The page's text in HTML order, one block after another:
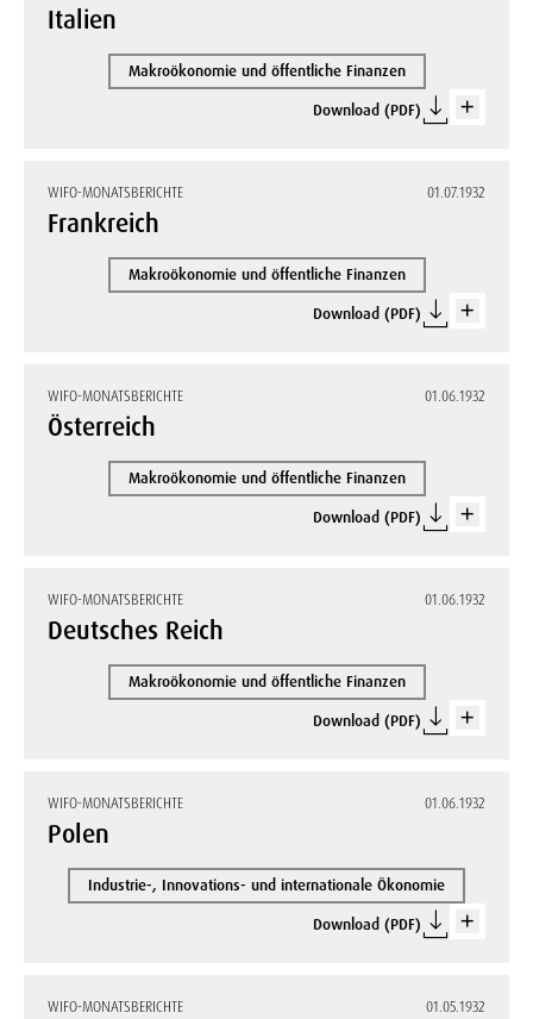
Italien
Makroökonomie und öffentliche Finanzen
Download (PDF)
WIFO-MONATSBERICHTE 01.07.1932
Frankreich
Makroökonomie und öffentliche Finanzen
Download (PDF)
WIFO-MONATSBERICHTE 01.06.1932
Österreich
Makroökonomie und öffentliche Finanzen
Download (PDF)
WIFO-MONATSBERICHTE 01.06.1932
Deutsches Reich
Makroökonomie und öffentliche Finanzen
Download (PDF)
WIFO-MONATSBERICHTE 01.06.1932
Polen
Industrie-, Innovations- und internationale Ökonomie
Download (PDF)
WIFO-MONATSBERICHTE 01.05.1932